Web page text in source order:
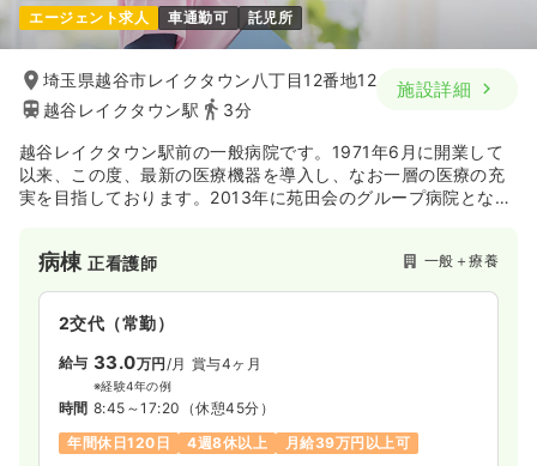
エージェント求人 車通勤可 託児所
埼玉県越谷市レイクタウン八丁目12番地12
越谷レイクタウン駅
3分
施設詳細
越谷レイクタウン駅前の一般病院です。1971年6月に開業して
以来、この度、最新の医療機器を導入し、なお一層の医療の充
実を目指しております。2013年に苑田会のグループ病院となり
病棟正看護師 一般＋療養
2交代（常勤）
給与 33.0万円 /月 賞与4ヶ月
※経験4年の例
時間 8:45～17:20 （休憩45分）
年間休日120日
4週8休以上 月給39万円以上可